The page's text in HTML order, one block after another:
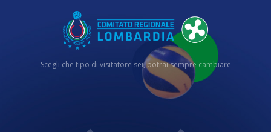
Scegli che tipo di visitatore sei, potrai sempre cambiare